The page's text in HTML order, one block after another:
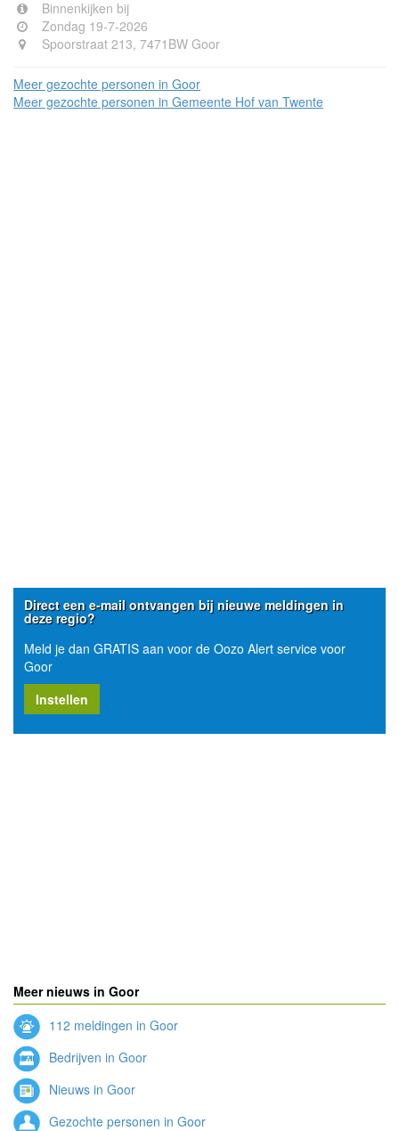
Binnenkijken bij
Zondag 19-7-2026
Spoorstraat 213, 7471BW Goor
Meer gezochte personen in Goor
Meer gezochte personen in Gemeente Hof van Twente
Direct een e-mail ontvangen bij nieuwe meldingen in
deze regio?
Meld je dan GRATIS aan voor de Oozo Alert service voor
Goor
Instellen
Meer nieuws in Goor
112 meldingen in Goor
Bedrijven in Goor
Nieuws in Goor
Gezochte personen in Goor